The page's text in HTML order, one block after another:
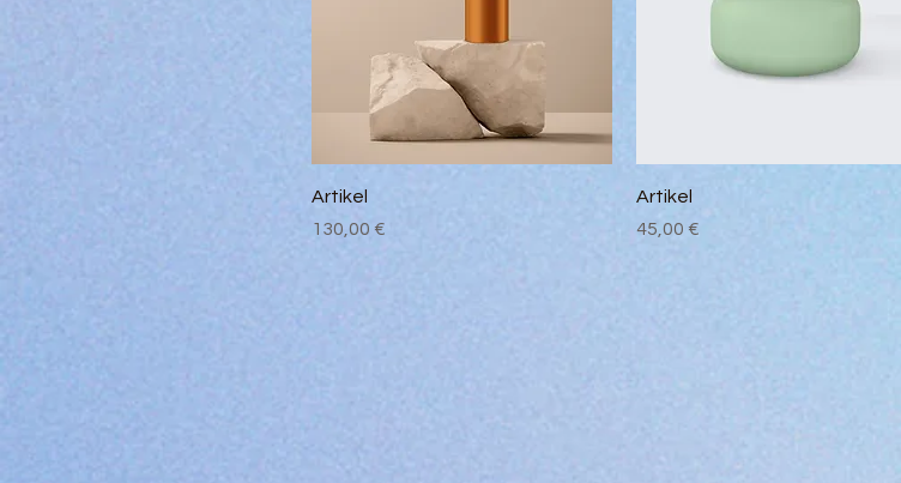
Artikel
Preis
130,00 €
Artikel
Preis
45,00 €